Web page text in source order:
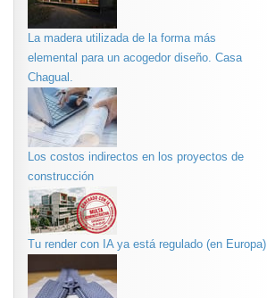
La madera utilizada de la forma más
elemental para un acogedor diseño. Casa
Chagual.
Los costos indirectos en los proyectos de
construcción
Tu render con IA ya está regulado (en Europa)